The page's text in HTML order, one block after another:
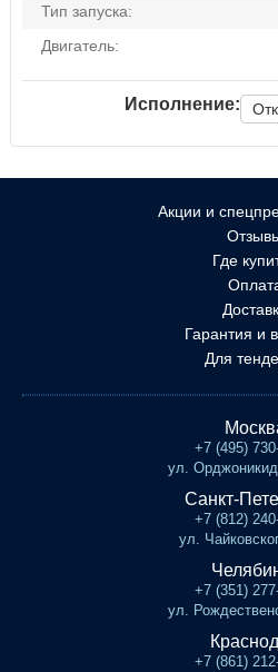
Тип запуска:
Двигатель:
Исполнение:
Акции и
Где
Гарантия и
Для
+7 (495)
ул.
Санкт-
+7 (812)
ул.
+7 (351)
ул.
+7 (861)